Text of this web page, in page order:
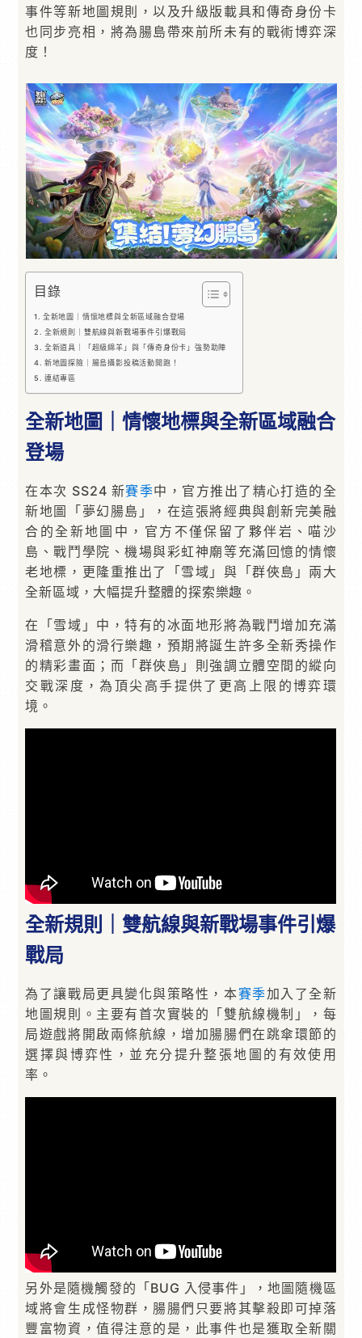
事件等新地圖規則，以及升級版載具和傳奇身份卡
也同步亮相，將為腸島帶來前所未有的戰術博弈深
度！
目錄
全新地圖｜情懷地標與全新區域融合登場
全新規則｜雙航線與新戰場事件引爆戰局
全新道具｜「超級綿羊」與「傳奇身份卡」強勢助陣
新地圖探險｜腸島攝影投稿活動開跑！
連結專區
全新地圖｜情懷地標與全新區域融合
登場
在本次 SS24 新賽季中，官方推出了精心打造的全
新地圖「夢幻腸島」，在這張將經典與創新完美融
合的全新地圖中，官方不僅保留了夥伴岩、喵沙
島、戰鬥學院、機場與彩虹神廟等充滿回憶的情懷
老地標，更隆重推出了「雪域」與「群俠島」兩大
全新區域，大幅提升整體的探索樂趣。
在「雪域」中，特有的冰面地形將為戰鬥增加充滿
滑稽意外的滑行樂趣，預期將誕生許多全新秀操作
的精彩畫面；而「群俠島」則強調立體空間的縱向
交戰深度，為頂尖高手提供了更高上限的博弈環
境。
全新規則｜雙航線與新戰場事件引爆
戰局
為了讓戰局更具變化與策略性，本賽季加入了全新
地圖規則。主要有首次實裝的「雙航線機制」，每
局遊戲將開啟兩條航線，增加腸腸們在跳傘環節的
選擇與博弈性，並充分提升整張地圖的有效使用
率。
另外是隨機觸發的「BUG 入侵事件」，地圖隨機區
域將會生成怪物群，腸腸們只要將其擊殺即可掉落
豐富物資，值得注意的是，此事件也是獲取全新關